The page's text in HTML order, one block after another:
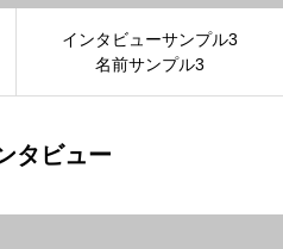
インタビューサンプル3
名前サンプル3
タビュー